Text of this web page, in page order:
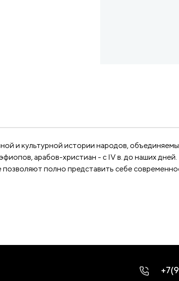
и культурной истории народов,
арабов-христиан - с IV в. до наших
полно представить себе